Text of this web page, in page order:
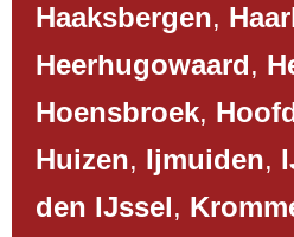
Haaksbergen,
Heerhugowaard,
Hoensbroek,
Huizen, Ijmuiden,
den IJssel,